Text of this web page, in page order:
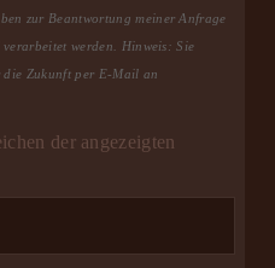
zur Beantwortung meiner Anfrage
werden. Hinweis: Sie
Zukunft per E-Mail an
der angezeigten